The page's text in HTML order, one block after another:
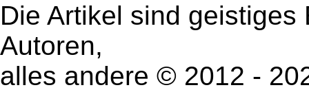
Die Artikel sind
Autoren,
alles andere © 2012 -